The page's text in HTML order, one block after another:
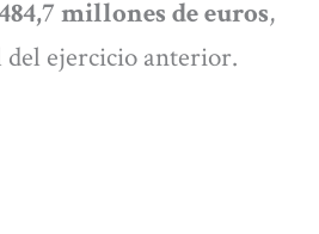
millones de euros,
del ejercicio anterior.